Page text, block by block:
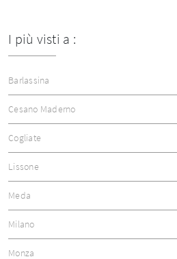
I più visti a :
Barlassina
Cesano Maderno
Cogliate
Lissone
Meda
Milano
Monza